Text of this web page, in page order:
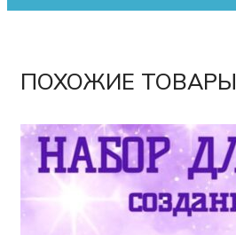
ПОХОЖИЕ ТОВАРЫ